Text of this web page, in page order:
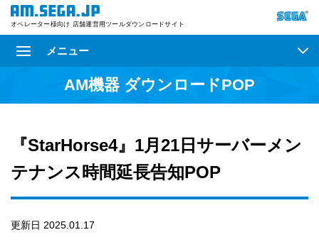
オペレーター様向け 店舗運営用ツールダウンロードサイト
メニュー
AM機器 ダウンロードPOP
『StarHorse4』1月21日サーバーメン
テナンス時間延長告知POP
更新日 2025.01.17